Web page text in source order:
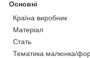
Основні
Країна виробник
Матеріал
Стать
Тематика малюнка/